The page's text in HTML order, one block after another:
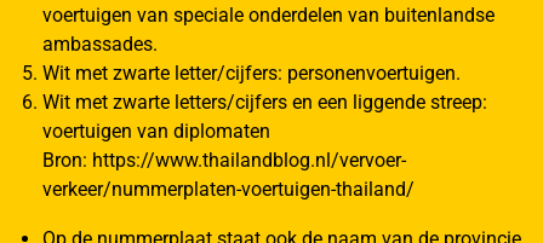
voertuigen van speciale onderdelen van buitenlandse
ambassades.
Wit met zwarte letter/cijfers: personenvoertuigen.
Wit met zwarte letters/cijfers en een liggende streep:
voertuigen van diplomaten
Bron: https://www.thailandblog.nl/vervoer-
verkeer/nummerplaten-voertuigen-thailand/
Op de nummerplaat staat ook de naam van de provincie